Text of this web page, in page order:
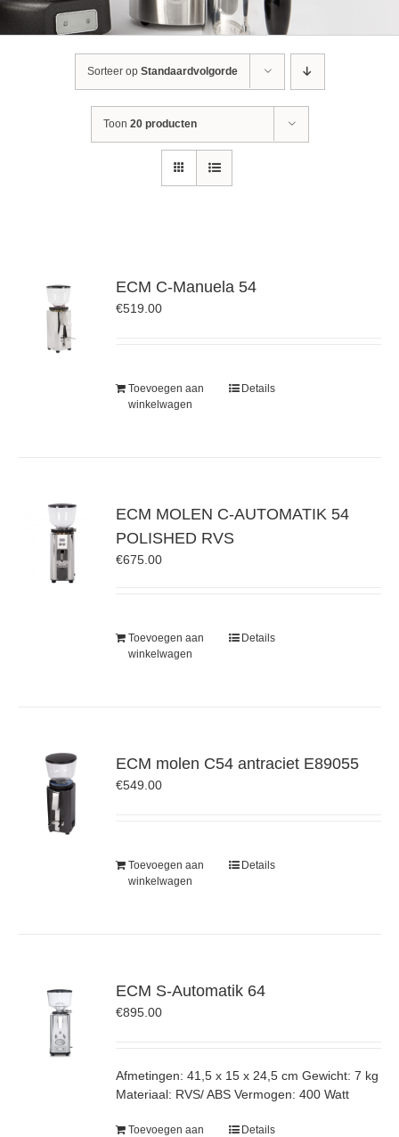
Sorteer op Standaardvolgorde
Toon 20 producten
ECM C-Manuela 54
€519.00
Toevoegen aan
winkelwagen
Details
ECM MOLEN C-AUTOMATIK 54
POLISHED RVS
€675.00
Toevoegen aan
winkelwagen
Details
ECM molen C54 antraciet E89055
€549.00
Toevoegen aan
winkelwagen
Details
ECM S-Automatik 64
€895.00
Afmetingen: 41,5 x 15 x 24,5 cm Gewicht: 7 kg
Materiaal: RVS/ ABS Vermogen: 400 Watt
Toevoegen aan
Details